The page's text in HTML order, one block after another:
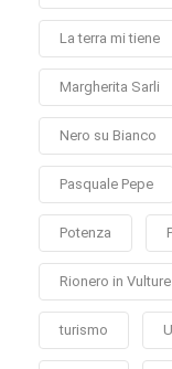
La terra mi tiene
Margherita Sarli
Nero su Bianco
Pasquale Pepe
Potenza
Rionero in Vulture
turismo